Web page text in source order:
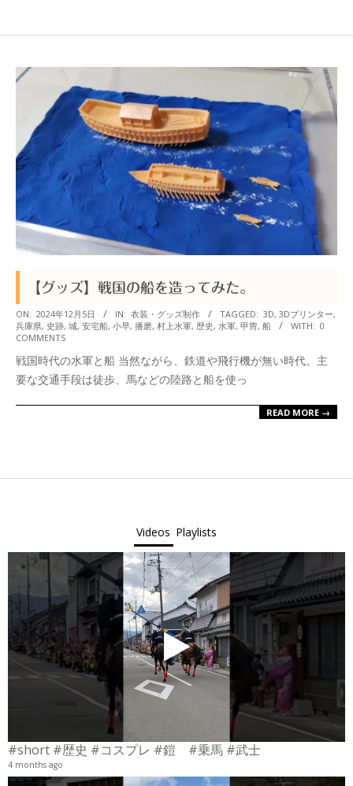
衆
【グッズ】戦国の船を造ってみた。
2024-
12-
ON: 2024年12月5日 IN: 衣装・グッズ制作 TAGGED: 3D, 3Dプリンター,
兵庫県, 史跡, 城, 安宅船, 小早, 播磨, 村上水軍, 歴史, 水軍, 甲冑, 船 WITH: 0
COMMENTS
戦国時代の水軍と船 当然ながら、鉄道や飛行機が無い時代。主
要な交通手段は徒歩、馬などの陸路と船を使っ
READ MORE →
Videos Playlists
#short #歴史 #コスプレ #鎧 #乗馬 #武士
4 months ago